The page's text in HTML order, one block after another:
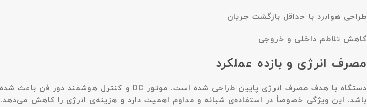
طراحی هوابرد با حداقل بازگشت جریان
کاهش تلاطم داخلی و خروجی
مصرف انرژی و بازده عملکرد
باشد. این ویژگی خصوصاً در استفاده‌ی شبانه و مداوم اهمیت دارد و هزینه‌ی انرژی را کاهش می‌دهد.